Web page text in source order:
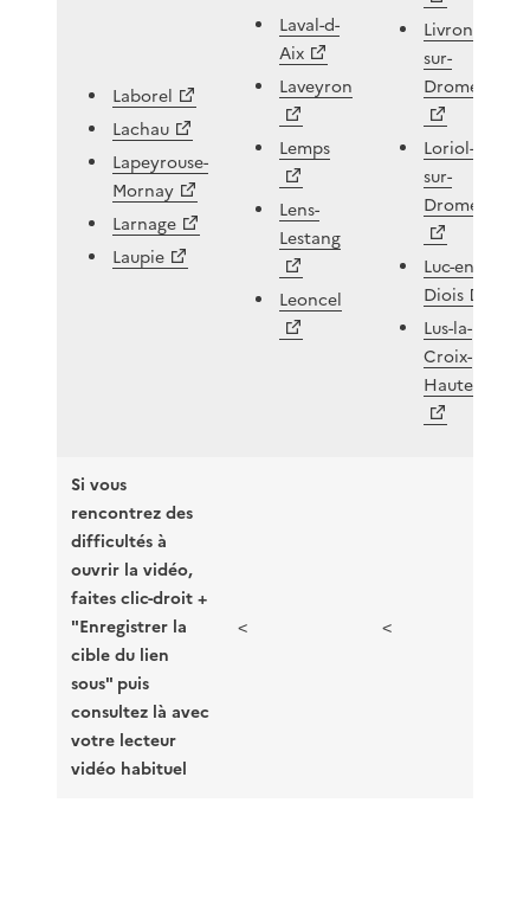
Laborel
Lachau
Lapeyrouse-
Mornay
Larnage
Laupie
Laval-d-
Aix
Laveyron
Lemps
Lens-
Lestang
Leoncel
Livron-
sur-
Drome
Loriol-
sur-
Drome
Luc-en-
Diois
Lus-la-
Croix-
Haute
Si vous
rencontrez des
difficultés à
ouvrir la vidéo,
faites clic-droit +
"Enregistrer la
cible du lien
sous" puis
consultez là avec
votre lecteur
vidéo habituel
< <